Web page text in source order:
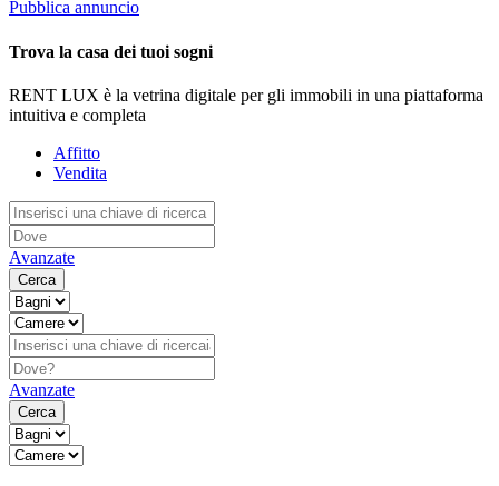
Pubblica annuncio
Trova la casa dei tuoi sogni
RENT LUX è la vetrina digitale per gli immobili in una piattaforma
intuitiva e completa
Affitto
Vendita
Avanzate
Cerca
Avanzate
Cerca